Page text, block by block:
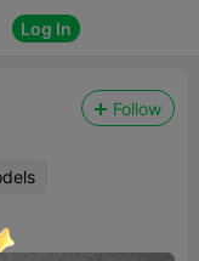
Log In
Follow